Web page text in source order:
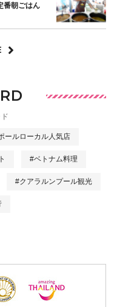
番朝ごはん
ールローカル人気店
#ベトナム料理
#クアラルンプール観光